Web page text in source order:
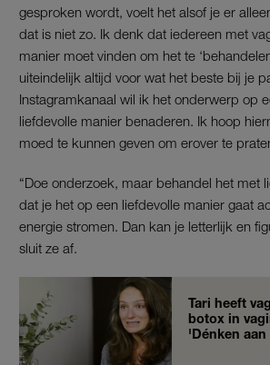
gesproken wordt, voelt het alsof je er
dat is niet zo. Ik denk dat iedereen met
manier moet vinden om het te
uiteindelijk altijd voor wat het beste bij je
Instagramkanaal wil ik het onderwerp op
liefdevolle manier benaderen. Ik hoop
moed te kunnen geven om erover te
“Doe onderzoek, maar behandel het met
dat je het op een liefdevolle manier gaat
energie stromen. Dan kan je letterlijk en
sluit ze af.
Tari heeft
botox in
'Dénken